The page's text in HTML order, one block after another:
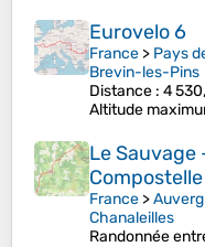
Eurovelo 6
France > Pays
Brevin-les-Pins
Distance : 4
Altitude
Le
Compostelle
France >
Chanaleilles
Randonnée